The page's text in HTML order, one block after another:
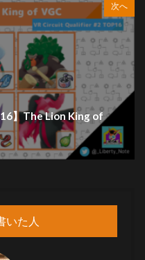
次へ
】The Lion King of
いた人